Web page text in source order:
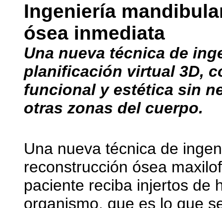
Ingeniería
ósea inmediata
Una nueva técnica de
planificación virtual 3D,
funcional y estética sin
otras zonas del cuerpo.
Una nueva técnica de
reconstrucción ósea
paciente reciba injertos de
organismo, que es lo que